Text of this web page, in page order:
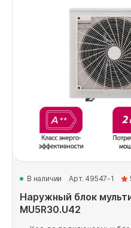
В наличии Арт. 49547-1
Наружный блок
MU5R30.U42